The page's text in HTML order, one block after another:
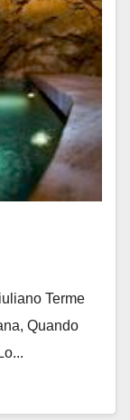
Terme
Quando